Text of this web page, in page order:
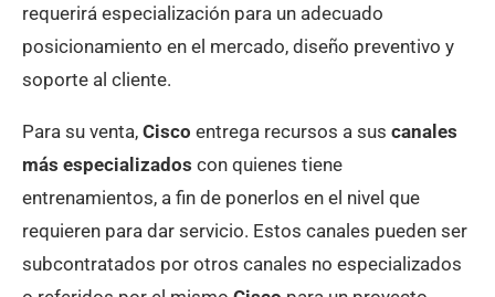
requerirá especialización para un adecuado
posicionamiento en el mercado, diseño preventivo y
soporte al cliente.
Para su venta, Cisco entrega recursos a sus canales
más especializados con quienes tiene
entrenamientos, a fin de ponerlos en el nivel que
requieren para dar servicio. Estos canales pueden ser
subcontratados por otros canales no especializados